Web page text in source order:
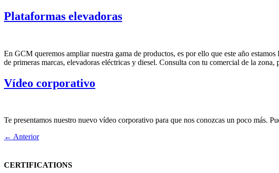
Plataformas elevadoras
En GCM queremos ampliar nuestra gama de productos, es por ello que este año
de primeras marcas, elevadoras eléctricas y diesel. Consulta con tu comercial de la
Vídeo corporativo
Te presentamos nuestro nuevo vídeo corporativo para que nos conozcas un poco más.
← Anterior
CERTIFICATIONS